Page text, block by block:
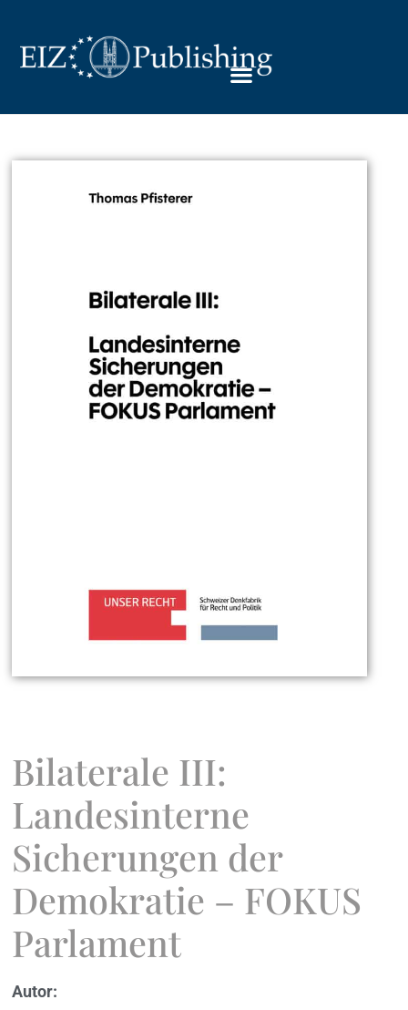
Bilaterale III:
Landesinterne
Sicherungen der
Demokratie – FOKUS
Parlament
Autor: